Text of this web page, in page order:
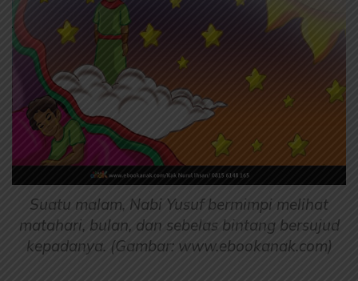
Suatu malam, Nabi Yusuf bermimpi melihat
matahari, bulan, dan sebelas bintang bersujud
kepadanya. (Gambar: www.ebookanak.com)